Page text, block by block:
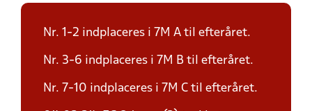
Nr. 1-2 indplaceres i 7M A til efteråret.
Nr. 3-6 indplaceres i 7M B til efteråret.
Nr. 7-10 indplaceres i 7M C til efteråret.